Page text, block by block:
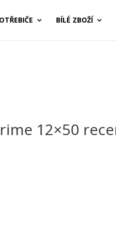
BÍLÉ ZBOŽÍ
12×50